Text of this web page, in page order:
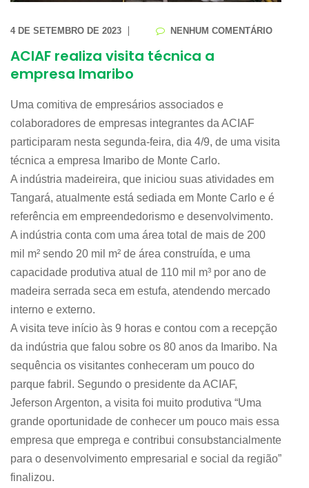
4 DE SETEMBRO DE 2023 NENHUM COMENTÁRIO
ACIAF realiza visita técnica a
empresa Imaribo
Uma comitiva de empresários associados e
colaboradores de empresas integrantes da ACIAF
participaram nesta segunda-feira, dia 4/9, de uma visita
técnica a empresa Imaribo de Monte Carlo.
A indústria madeireira, que iniciou suas atividades em
Tangará, atualmente está sediada em Monte Carlo e é
referência em empreendedorismo e desenvolvimento.
A indústria conta com uma área total de mais de 200
mil m² sendo 20 mil m² de área construída, e uma
capacidade produtiva atual de 110 mil m³ por ano de
madeira serrada seca em estufa, atendendo mercado
interno e externo.
A visita teve início às 9 horas e contou com a recepção
da indústria que falou sobre os 80 anos da Imaribo. Na
sequência os visitantes conheceram um pouco do
parque fabril. Segundo o presidente da ACIAF,
Jeferson Argenton, a visita foi muito produtiva “Uma
grande oportunidade de conhecer um pouco mais essa
empresa que emprega e contribui consubstancialmente
para o desenvolvimento empresarial e social da região”
finalizou.